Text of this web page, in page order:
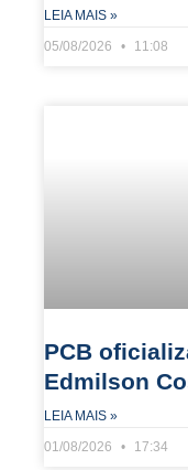
LEIA MAIS »
05/08/2026
11:08
PCB
Edmilson
LEIA MAIS »
01/08/2026
17:34